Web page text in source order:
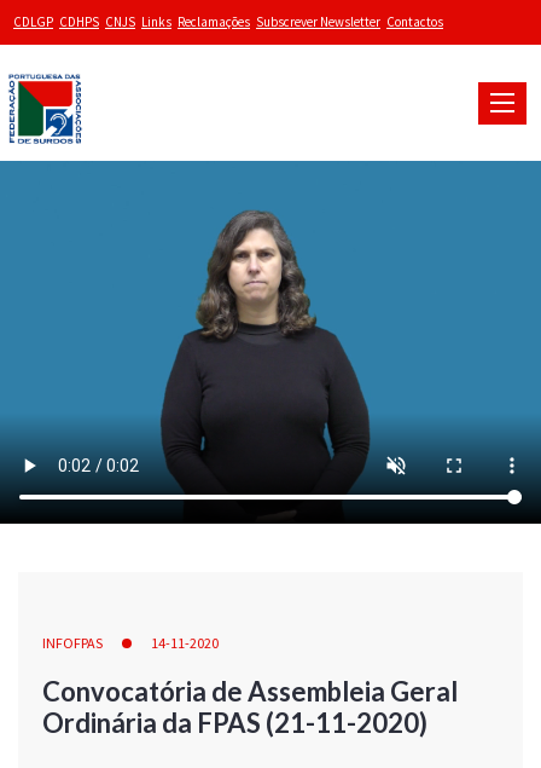
CDLGP CDHPS CNJS Links Reclamações Subscrever Newsletter Contactos
Toggle
INFOFPAS 14-11-2020
Convocatória de Assembleia Geral
Ordinária da FPAS (21-11-2020)